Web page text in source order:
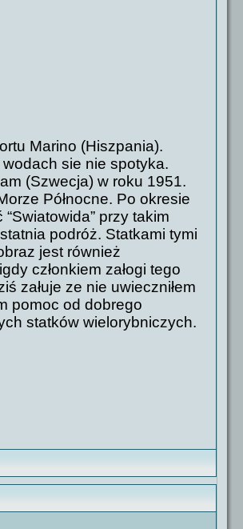
Marino (Hiszpania).
sie nie spotyka.
(Szwecja) w roku 1951.
Północne. Po okresie
przy takim
podróż. Statkami tymi
jest również
członkiem załogi tego
załuje ze nie uwieczniłem
pomoc od dobrego
statków wielorybniczych.